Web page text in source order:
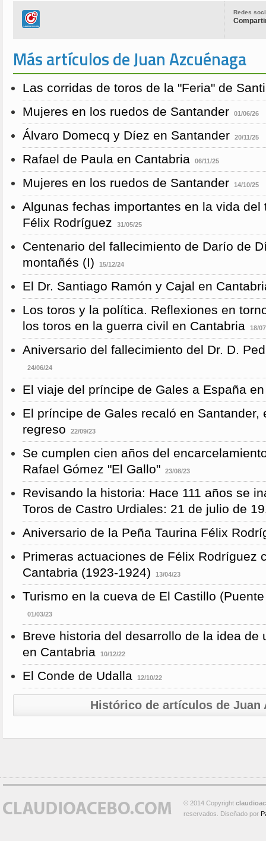
Redes
Más artículos de Juan Azcuénaga
Las corridas de toros de la "Feria" de
Mujeres en los ruedos de Santander
01/06/26
Álvaro Domecq y Díez en Santander 20/11/25
Rafael de Paula en Cantabria 06/11/25
Mujeres en los ruedos de Santander 14/10/25
Algunas fechas importantes en la vida del
Félix Rodríguez
31/05/25
Centenario del fallecimiento de Darío de
montañés (I)
15/12/24
El Dr. Santiago Ramón y Cajal en
Los toros y la política. Reflexiones en
los toros en la guerra civil en Cantabria
18/
Aniversario del fallecimiento del Dr. D.
24/06/24
El viaje del príncipe de Gales a España
El príncipe de Gales recaló en Santander,
regreso
22/09/23
Se cumplen cien años del
Rafael Gómez "El Gallo"
23/08/23
Revisando la historia: Hace 111 años se
Toros de Castro Urdiales: 21 de julio de
Aniversario de la Peña Taurina Félix
Primeras actuaciones de Félix Rodríguez
Cantabria (1923-1924)
13/04/23
Turismo en la cueva de El Castillo
01/03/23
Breve historia del desarrollo de la idea de
en Cantabria
10/12/22
El Conde de Udalla 12/10/22
Histórico de artículos de Juan
© 2014 Copyright
reservados. Diseñado por